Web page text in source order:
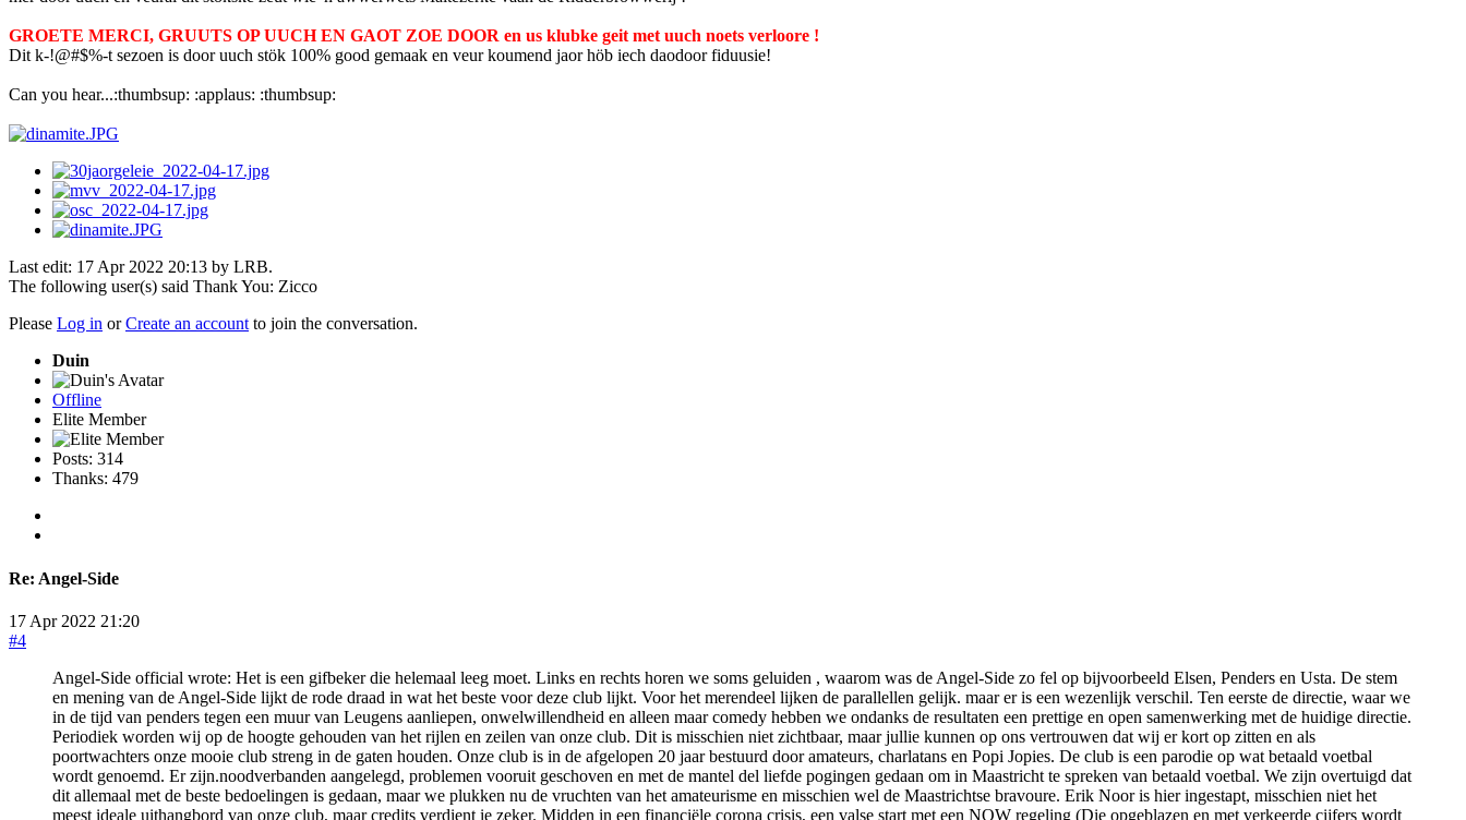
GROETE MERCI, GRUUTS OP UUCH EN GAOT ZOE DOOR en us klubke geit met uuch noets verloore !
Dit k-!@#$%-t sezoen is door uuch stök 100% good gemaak en veur koumend jaor höb iech daodoor fiduusie!
Can you hear...:thumbsup: :applaus: :thumbsup:
Last edit: 17 Apr 2022 20:13 by LRB.
The following user(s) said Thank You: Zicco
Please Log in orCreate an accountto join the conversation.
Duin
Offline
Elite Member
Posts: 314
Thanks: 479
Re: Angel-Side
17 Apr 2022 21:20
#4
Angel-Side official wrote: Het is een gifbeker die helemaal leeg moet. Links en rechts horen we soms geluiden , waarom was de Angel-Side zo fel op bijvoorbeeld Elsen, Penders en Usta. De stem
en mening van de Angel-Side lijkt de rode draad in wat het beste voor deze club lijkt. Voor het merendeel lijken de parallellen gelijk. maar er is een wezenlijk verschil. Ten eerste de directie, waar we
in de tijd van penders tegen een muur van Leugens aanliepen, onwelwillendheid en alleen maar comedy hebben we ondanks de resultaten een prettige en open samenwerking met de huidige directie.
Periodiek worden wij op de hoogte gehouden van het rijlen en zeilen van onze club. Dit is misschien niet zichtbaar, maar jullie kunnen op ons vertrouwen dat wij er kort op zitten en als
poortwachters onze mooie club streng in de gaten houden. Onze club is in de afgelopen 20 jaar bestuurd door amateurs, charlatans en Popi Jopies. De club is een parodie op wat betaald voetbal
wordt genoemd. Er zijn.noodverbanden aangelegd, problemen vooruit geschoven en met de mantel del liefde pogingen gedaan om in Maastricht te spreken van betaald voetbal. We zijn overtuigd dat
dit allemaal met de beste bedoelingen is gedaan, maar we plukken nu de vruchten van het amateurisme en misschien wel de Maastrichtse bravoure. Erik Noor is hier ingestapt, misschien niet het
meest ideale uithangbord van onze club, maar credits verdient ie zeker. Midden in een financiële corona crisis, een valse start met een NOW regeling (Die opgeblazen en met verkeerde cijfers wordt